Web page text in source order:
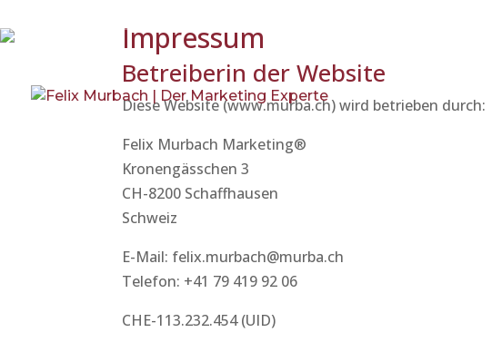
Impressum
Betreiberin der Website
Diese Website (www.murba.ch) wird betrieben durch:
Felix Murbach Marketing®
Kronengässchen 3
CH-8200 Schaffhausen
Schweiz
E-Mail: felix.murbach@murba.ch
Telefon: +41 79 419 92 06
CHE-113.232.454 (UID)